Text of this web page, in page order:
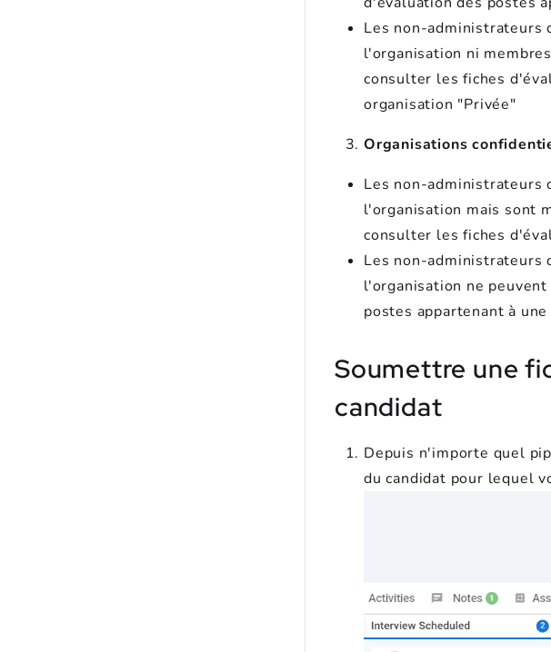
Les non-administrateurs
l'organisation ni
consulter les fiches
organisation "Privée"
Organisations
Les non-administrateurs
l'organisation mais sont
consulter les fiches
Les non-administrateurs
l'organisation ne
postes appartenant à
Soumettre une
candidat
Depuis n'importe quel
du candidat pour lequel